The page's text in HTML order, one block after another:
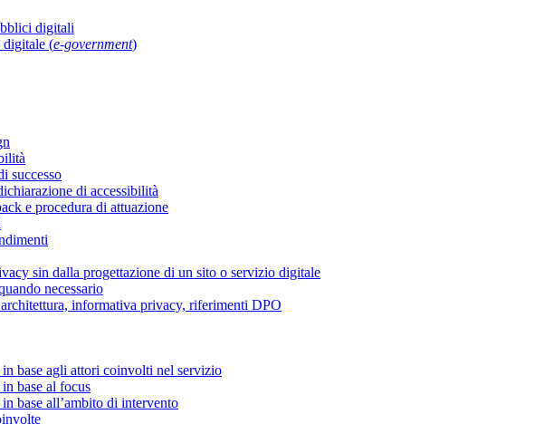
digitali
digitale (e-government)
successo
di accessibilità
e procedura di attuazione
sin dalla progettazione di un sito o servizio digitale
necessario
informativa privacy, riferimenti DPO
base agli attori coinvolti nel servizio
base al focus
base all’ambito di intervento